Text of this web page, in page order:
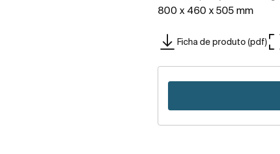
800 x 460 x 505 mm
Ficha de produto (pdf)